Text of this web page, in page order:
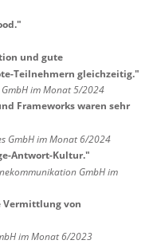
"
und gute
Teilnehmern gleichzeitig."
im Monat 5/2024
Frameworks waren sehr
GmbH im Monat 6/2024
Antwort-Kultur."
GmbH im
Vermittlung von
im Monat 6/2023